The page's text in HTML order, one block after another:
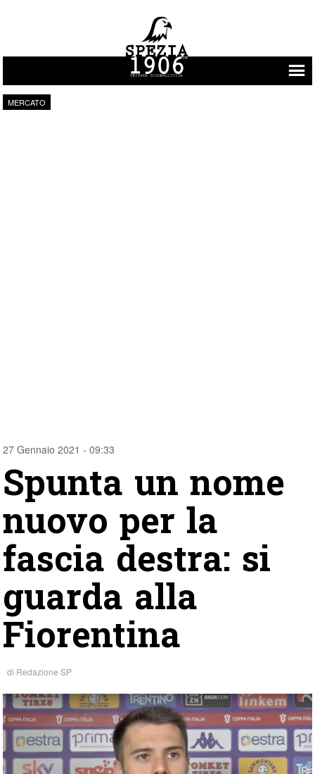
Vai al contenuto
MERCATO
27 Gennaio 2021 - 09:33
Spunta un nome
nuovo per la
fascia destra: si
guarda alla
Fiorentina
di Redazione SP